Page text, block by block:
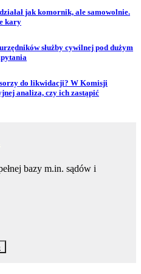
jak komornik, ale samowolnie.
kary
służby cywilnej pod dużym
do likwidacji? W Komisji
analiza, czy ich zastąpić
bazy m.in. sądów i